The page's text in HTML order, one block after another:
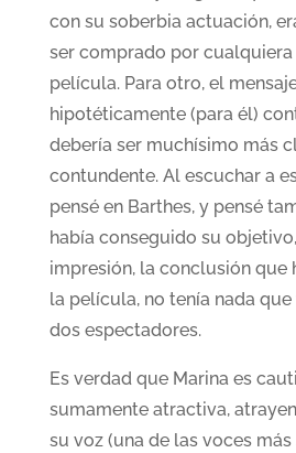
con su soberbia actuación,
ser comprado por
película. Para otro, el
hipotéticamente (para él)
debería ser muchísimo más
contundente. Al escuchar a
pensé en Barthes, y pensé
había conseguido su
impresión, la conclusión que
la película, no tenía nada
dos espectadores.
Es verdad que Marina es
sumamente atractiva,
su voz (una de las voces más